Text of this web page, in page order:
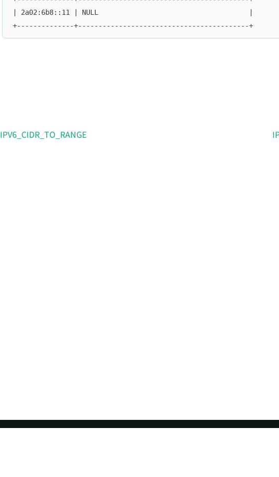
| 2a02:6b8::11 | NULL                                     |
+--------------+------------------------------------------+
IPV6_CIDR_TO_RANGE